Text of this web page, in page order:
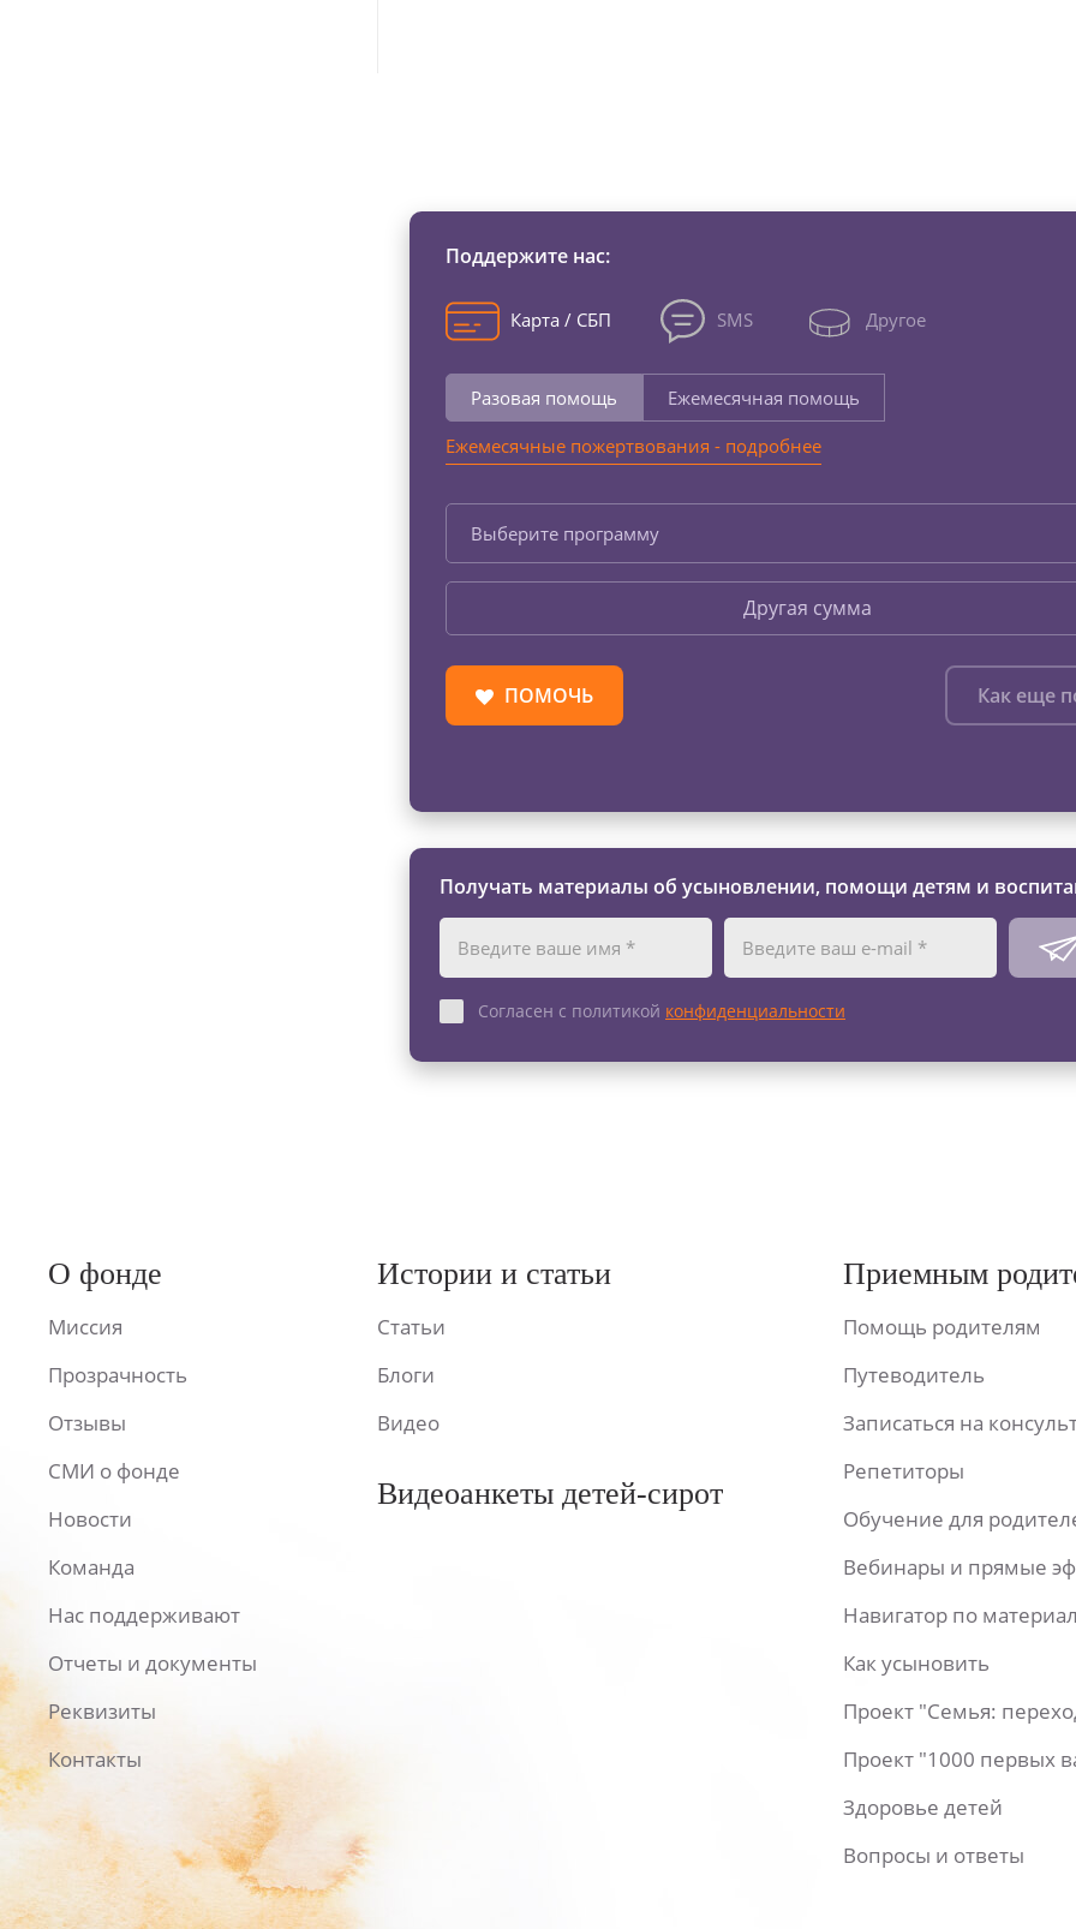
Поддержите нас:
Карта / СБП SMS Другое
Разовая помощь
Ежемесячная помощь
Ежемесячные пожертвования - подробнее
Выберите программу
Другая сумма
ПОМОЧЬ Как еще
Получать материалы об усыновлении, помощи детям и
Согласен с политикой конфиденциальности
О фонде
Миссия
Прозрачность
Отзывы
СМИ о фонде
Новости
Команда
Нас поддерживают
Отчеты и документы
Реквизиты
Контакты
Истории и статьи
Статьи
Блоги
Видео
Видеоанкеты детей-сирот
Приемным
Помощь родителям
Путеводитель
Записаться на
Репетиторы
Обучение для
Вебинары и прямые
Навигатор по
Как усыновить
Проект "Семья:
Проект "1000 первых
Здоровье детей
Вопросы и ответы